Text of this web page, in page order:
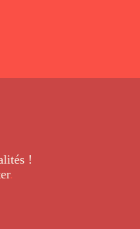
!
.